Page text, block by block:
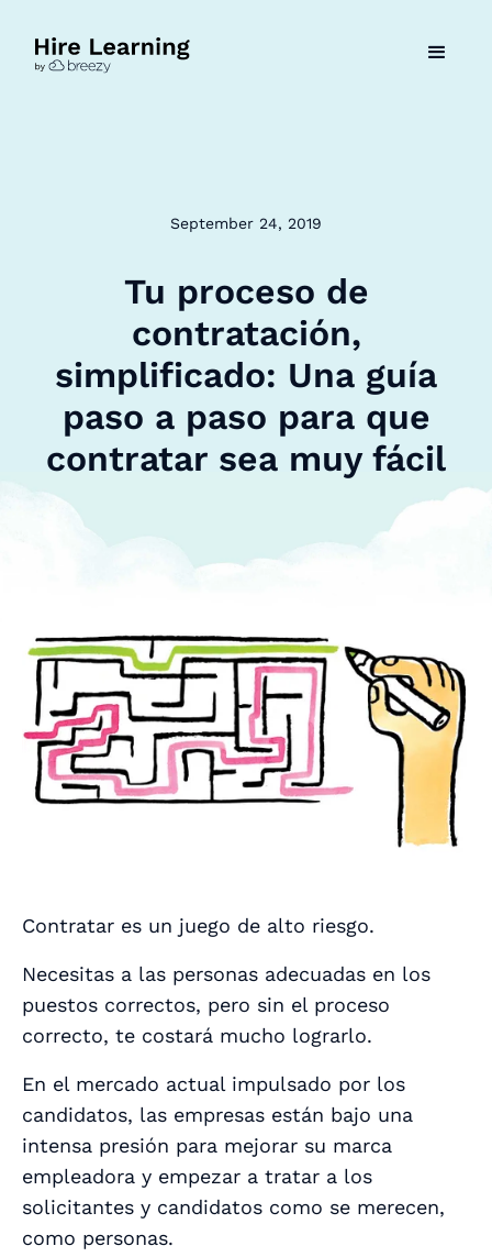
September 24, 2019
Tu proceso de
contratación,
simplificado: Una guía
paso a paso para que
contratar sea muy fácil
Contratar es un juego de alto riesgo.
Necesitas a las personas adecuadas en los
puestos correctos, pero sin el proceso
correcto, te costará mucho lograrlo.
En el mercado actual impulsado por los
candidatos, las empresas están bajo una
intensa presión para mejorar su marca
empleadora y empezar a tratar a los
solicitantes y candidatos como se merecen,
como personas.